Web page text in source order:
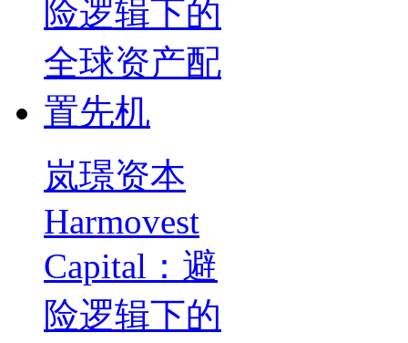
岚璟资本
Harmovest
Capital：避
险逻辑下的